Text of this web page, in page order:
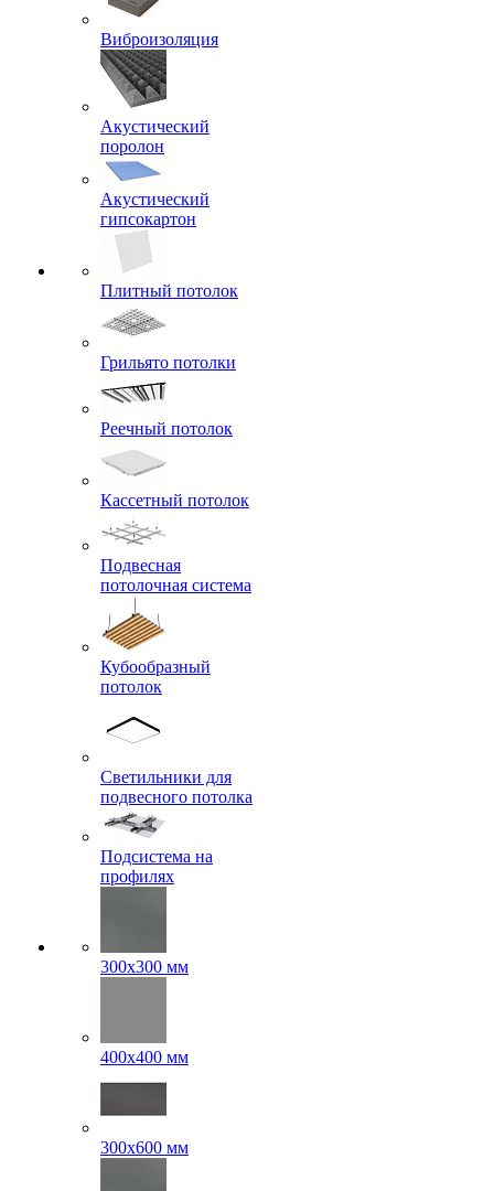
Виброизоляция
Акустический
поролон
Акустический
гипсокартон
Плитный потолок
Грильято потолки
Реечный потолок
Кассетный потолок
Подвесная
потолочная система
Кубообразный
потолок
Светильники для
подвесного потолка
Подсистема на
профилях
300x300 мм
400х400 мм
300x600 мм